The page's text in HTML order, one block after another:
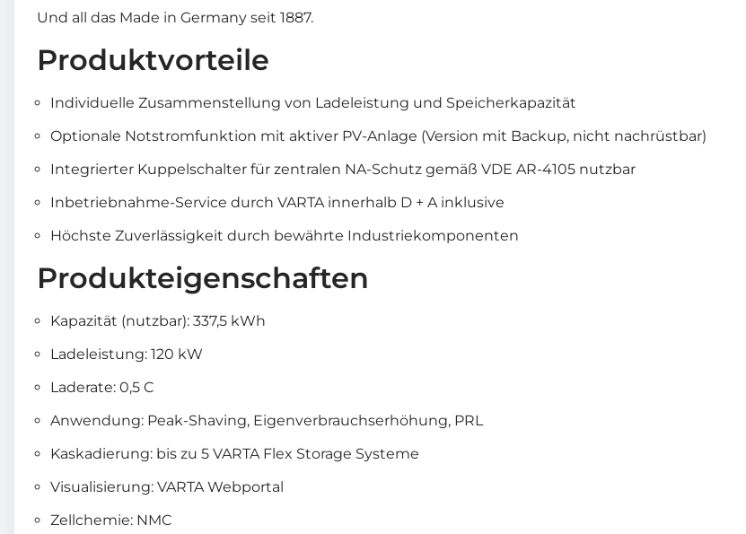
Und all das Made in Germany seit 1887.
Produktvorteile
Individuelle Zusammenstellung von Ladeleistung und Speicherkapazität
Optionale Notstromfunktion mit aktiver PV-Anlage (Version mit Backup, nicht nachrüstbar)
Integrierter Kuppelschalter für zentralen NA-Schutz gemäß VDE AR-4105 nutzbar
Inbetriebnahme-Service durch VARTA innerhalb D + A inklusive
Höchste Zuverlässigkeit durch bewährte Industriekomponenten
Produkteigenschaften
Kapazität (nutzbar): 337,5 kWh
Ladeleistung: 120 kW
Laderate: 0,5 C
Anwendung: Peak-Shaving, Eigenverbrauchserhöhung, PRL
Kaskadierung: bis zu 5 VARTA Flex Storage Systeme
Visualisierung: VARTA Webportal
Zellchemie: NMC